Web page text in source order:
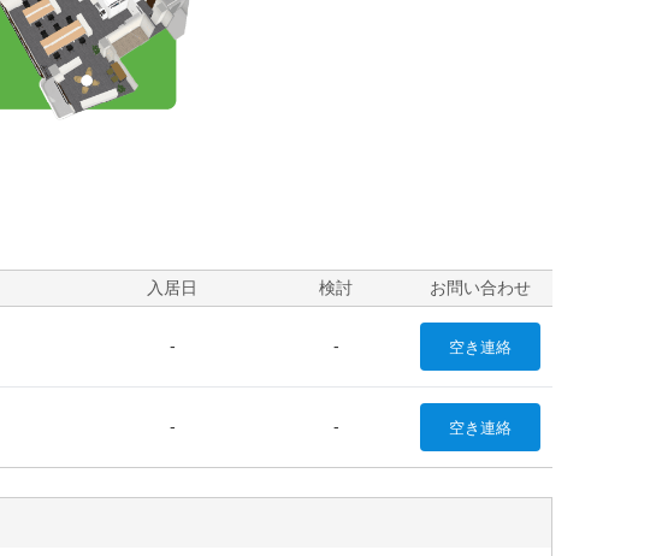
入居日 検討 お問い合わせ
- - 空き 連絡
- - 空き 連絡